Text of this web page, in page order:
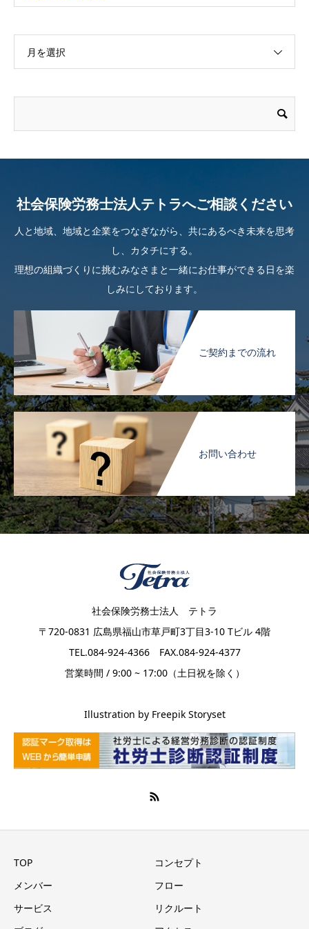
月を選択
社会保険労務士法人テトラへご相談ください
人と地域、地域と企業をつなぎながら、共にあるべき未来を思考
し、カタチにする。
理想の組織づくりに挑むみなさまと一緒にお仕事ができる日を楽
しみにしております。
ご契約までの流れ
お問い合わせ
社会保険労務士法人 テトラ
〒720-0831 広島県福山市草戸町3丁目3-10 Tビル 4階
TEL.084-924-4366 FAX.084-924-4377
営業時間 / 9:00 ~ 17:00（土日祝を除く）
Illustration by Freepik Storyset
TOP
コンセプト
メンバー
フロー
サービス
リクルート